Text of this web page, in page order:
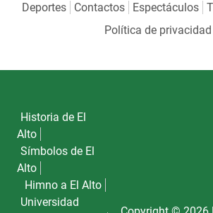
Deportes
Contactos Espectáculos
Política de privacidad
Historia de El
Alto
Símbolos de El
Alto
Himno a El Alto
Universidad